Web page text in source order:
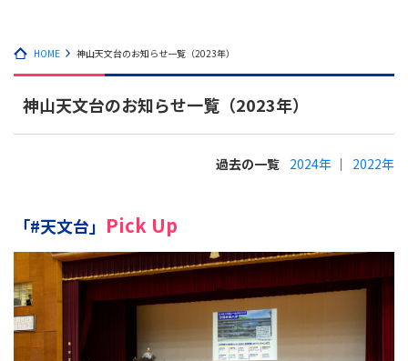
HOME 神山天文台のお知らせ一覧（2023年）
神山天文台のお知らせ一覧（2023年）
過去の一覧 2024年 2022年
「#天文台」 Pick Up